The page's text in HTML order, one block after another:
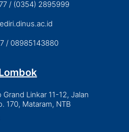
/ (0354) 2895999
/ 08985143880
Grand Linkar 11-12, Jalan
170, Mataram, NTB